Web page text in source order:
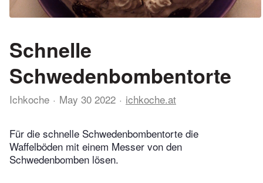
Schnelle
Schwedenbombentorte
Ichkoche May 30 2022 ichkoche.at
Für die schnelle Schwedenbombentorte die
Waffelböden mit einem Messer von den
Schwedenbomben lösen.